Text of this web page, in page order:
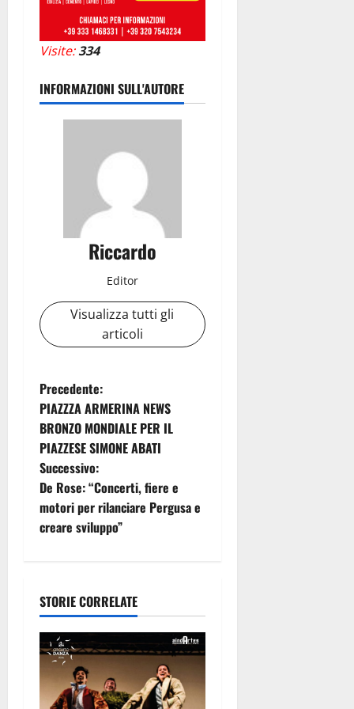
Visite:334
INFORMAZIONI SULL'AUTORE
Riccardo
Editor
Visualizza tutti gli
articoli
N
a
v
i
g
z
i
o
n
Precedente:
PIAZZZA ARMERINA NEWS
BRONZO MONDIALE PER IL
PIAZZESE SIMONE ABATI
Successivo:
De Rose: “Concerti, fiere e
motori per rilanciare Pergusa e
creare sviluppo”
STORIE CORRELATE